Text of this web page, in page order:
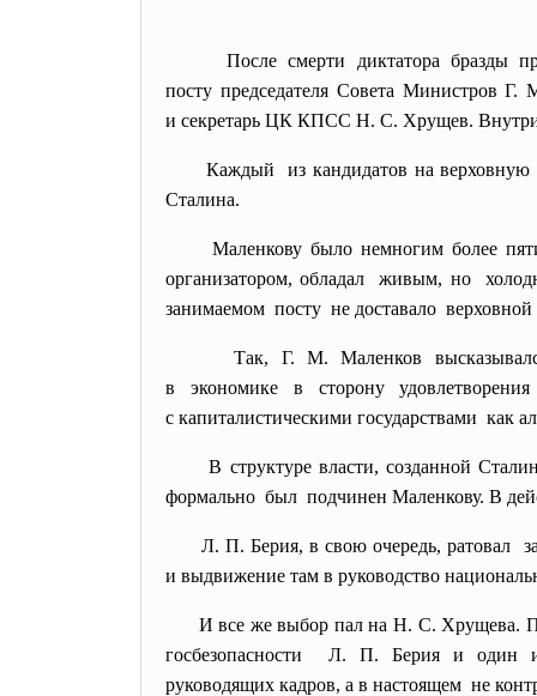
После смерти диктатора бразды
посту председателя Совета Министров
и секретарь ЦК КПСС Н. С. Хрущев. Внутри
Каждый из кандидатов на верховную
Сталина.
Маленкову было немногим более
организатором, обладал живым, но
занимаемом посту не доставало верховной
Так, Г. М. Маленков
в экономике в сторону
с капиталистическими государствами как
В структуре власти, созданной
формально был подчинен Маленкову. В
Л. П. Берия, в свою очередь, ратовал
и выдвижение там в руководство
И все же выбор пал на Н. С. Хрущева.
госбезопасности Л. П. Берия и один
руководящих кадров, а в настоящем не